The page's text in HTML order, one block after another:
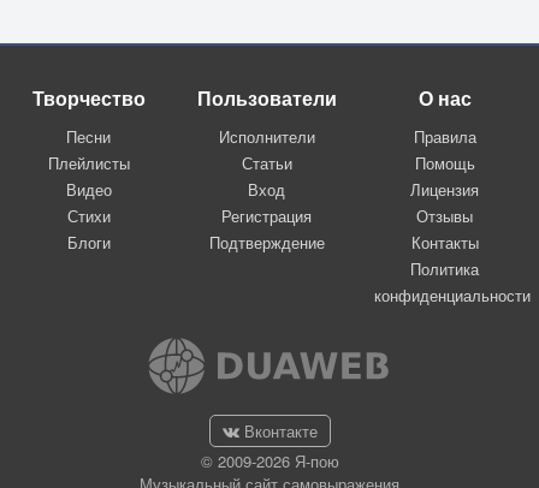
Творчество
Песни
Плейлисты
Видео
Стихи
Блоги
Пользователи
Исполнители
Статьи
Вход
Регистрация
Подтверждение
О нас
Правила
Помощь
Лицензия
Отзывы
Контакты
Политика
конфиденциальности
Вконтакте
© 2009-2026 Я-пою